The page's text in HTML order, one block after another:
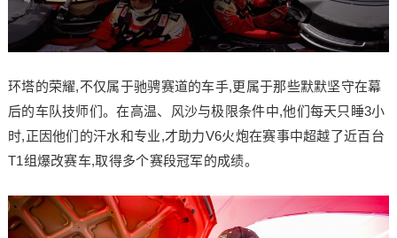
环塔的荣耀,不仅属于驰骋赛道的车手,更属于那些默默坚守在幕
后的车队技师们。在高温、风沙与极限条件中,他们每天只睡3小
时,正因他们的汗水和专业,才助力V6火炮在赛事中超越了近百台
T1组爆改赛车,取得多个赛段冠军的成绩。